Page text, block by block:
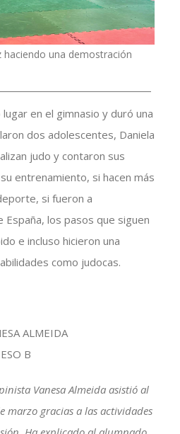
haciendo una demostración
en el gimnasio y duró una
dos adolescentes, Daniela
judo y contaron sus
entrenamiento, si hacen más
si fueron a
los pasos que siguen
e incluso hicieron una
como judocas.
ALMEIDA
B
Vanesa Almeida asistió al
marzo gracias a las actividades